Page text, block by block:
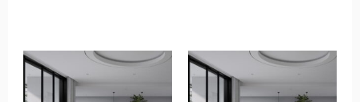
原
價
目
價
原
價
目
價